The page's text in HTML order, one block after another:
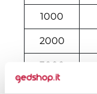
1000
2000
3000